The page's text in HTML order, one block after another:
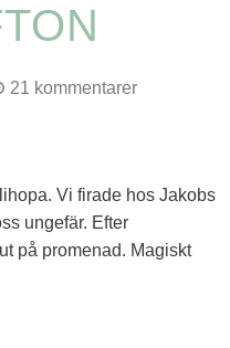
21 kommentarer
Vi firade hos Jakobs
ungefär. Efter
på promenad. Magiskt